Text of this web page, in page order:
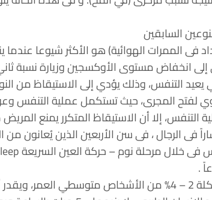
فى الممرات الهوائية) هو الأكثر شيوعا
إلى انخفاض مستوى الأوكسجين وزيارة نسبة
لفتح المجرى، حيث تستكمل عملية التنفس
التنفس، إلا أن الاستيقاظ المتكرر يمنع
فى الرجال ، فى سن الأربعين الذين يُعانون
.
أثناء النوم.